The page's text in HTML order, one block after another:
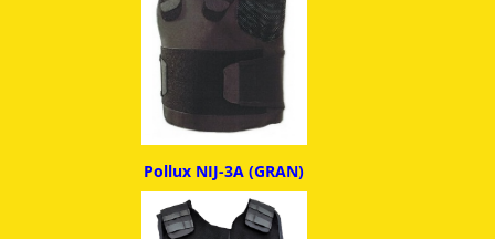
Pollux NIJ-3A (GRAN)